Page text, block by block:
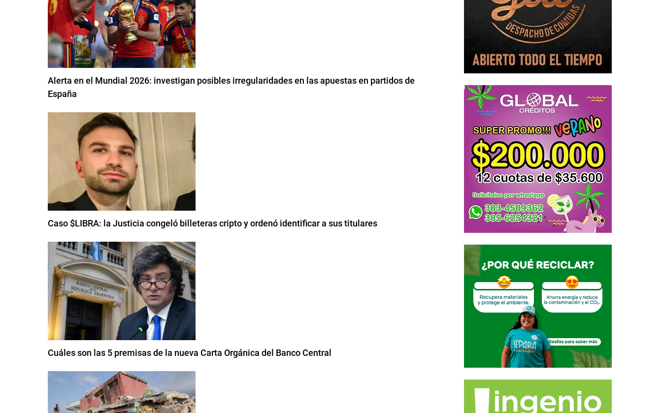
Alerta en el Mundial 2026: investigan posibles irregularidades en las apuestas en partidos de
España
Caso $LIBRA: la Justicia congeló billeteras cripto y ordenó identificar a sus titulares
Cuáles son las 5 premisas de la nueva Carta Orgánica del Banco Central